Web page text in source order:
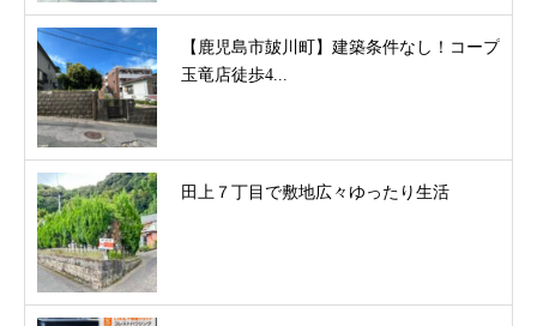
【鹿児島市皷川町】建築条件なし！コープ
玉竜店徒歩4...
田上７丁目で敷地広々ゆったり生活